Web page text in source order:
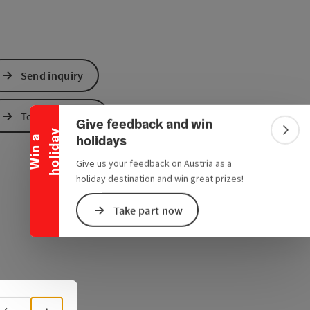
W
i
n
a
h
o
l
i
d
a y
Collapse banner
Give feedback and win
holidays
Give us your feedback on Austria as a
holiday destination and win great prizes!
Take part now
Send inquiry
To the website